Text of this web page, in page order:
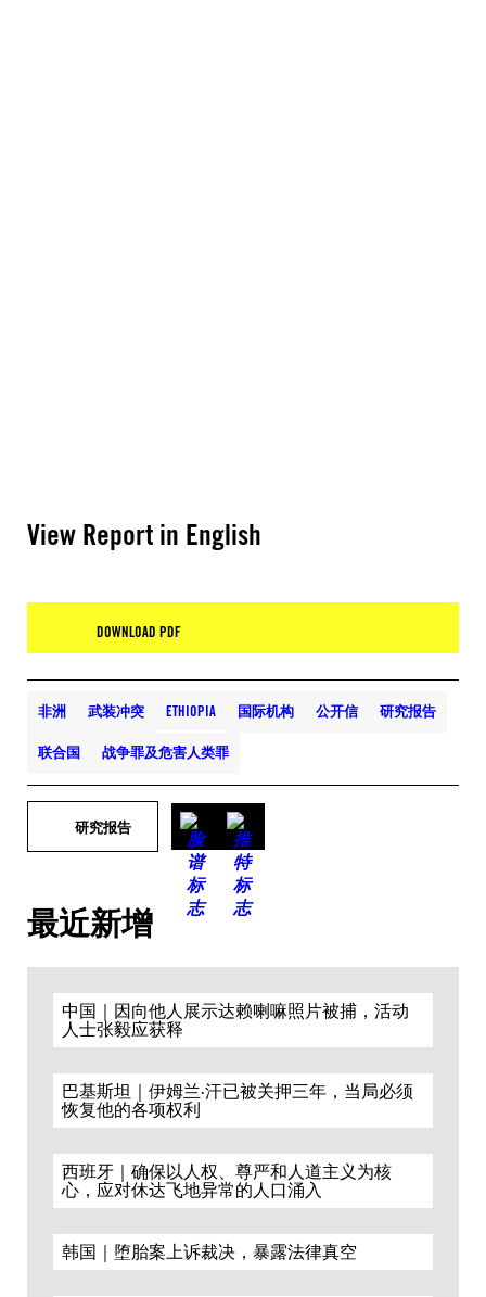
View Report in English
DOWNLOAD PDF
非洲 武装冲突 ETHIOPIA 国际机构 公开信 研究报告
联合国 战争罪及危害人类罪
研究报告
最近新增
中国｜因向他人展示达赖喇嘛照片被捕，活动
人士张毅应获释
巴基斯坦｜伊姆兰·汗已被关押三年，当局必须
恢复他的各项权利
西班牙｜确保以人权、尊严和人道主义为核
心，应对休达飞地异常的人口涌入
韩国｜堕胎案上诉裁决，暴露法律真空